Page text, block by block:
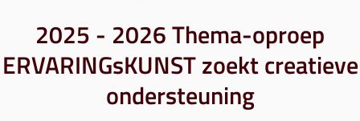
2025 - 2026 Thema-oproep
ERVARINGsKUNST zoekt creatieve
ondersteuning